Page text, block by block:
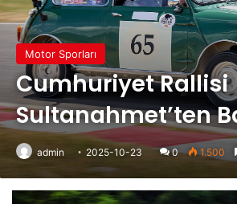
Motor Sporları
Cumhuriyet Rallisi
Sultanahmet’ten
admin 2025-10-23 0 1.500